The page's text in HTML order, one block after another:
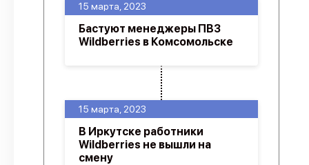
15 марта, 2023
В Иркутске работники
Wildberries не вышли на
смену
15 марта, 2023
Бастуют менеджеры ПВЗ
Wildberries в Комсомольске